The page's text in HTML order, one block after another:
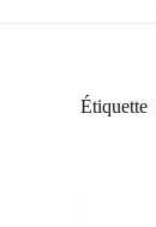
Étiquette